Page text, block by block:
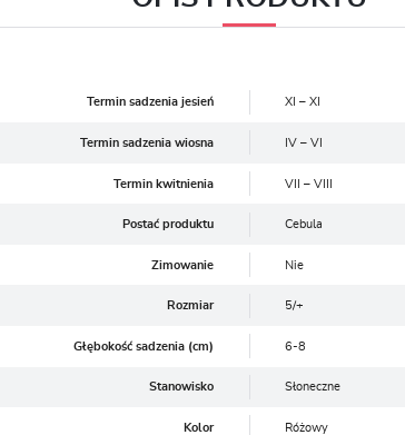
Termin sadzenia jesień XI – XI
Termin sadzenia wiosna IV – VI
Termin kwitnienia VII – VIII
Postać produktu Cebula
Zimowanie Nie
Rozmiar 5/+
Głębokość sadzenia (cm) 6-8
Stanowisko Słoneczne
Kolor Różowy